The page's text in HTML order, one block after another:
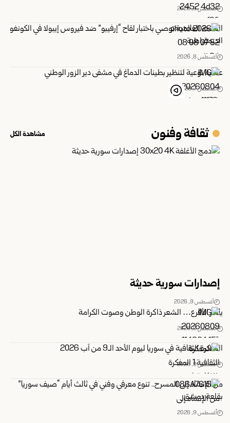
أغسطس 8, 2026
الصحة العالمية توصي باختبار لقاح “إرفيبو” ضد فيروس إيبولا في الكونغو
الديمقراطية
أغسطس 8, 2026
عملية نوعية لتنظير بطينات الدماغ في مشفى دير الزور الوطني
أغسطس 7, 2026
ثقافة وفنون مشاهدة الكل
إصدارات سورية حديثة
أغسطس 9, 2026
ياسر الأقرع… الشعر ذاكرة الوطن وصوت الكرامة
أغسطس 9, 2026
المفكرة الثقافية في سوريا ليوم الأحد الـ9 من آب 2026
أغسطس 9, 2026
من الإنشاد إلى المسرح.. تنوع معرفي وفني في ثالث أيام “صيف سوريا”
‏بقلعة دمشق
أغسطس 9, 2026